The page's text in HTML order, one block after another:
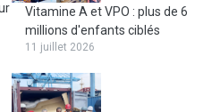
Vitamine A et VPO : plus de 6
millions d'enfants ciblés
11 juillet 2026